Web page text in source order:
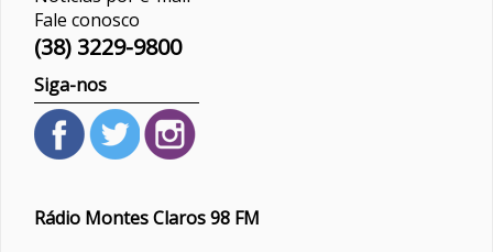
Fale conosco
(38) 3229-9800
Siga-nos
Rádio Montes Claros 98 FM